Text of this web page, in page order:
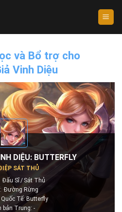
và Bổ trợ cho
Vinh Diệu
DIỆU: BUTTERFLY
SÁT THỦ
Đấu Sĩ
Sát Thủ
Đường Rừng
Quốc Tế: Butterfly
bản Trung: -